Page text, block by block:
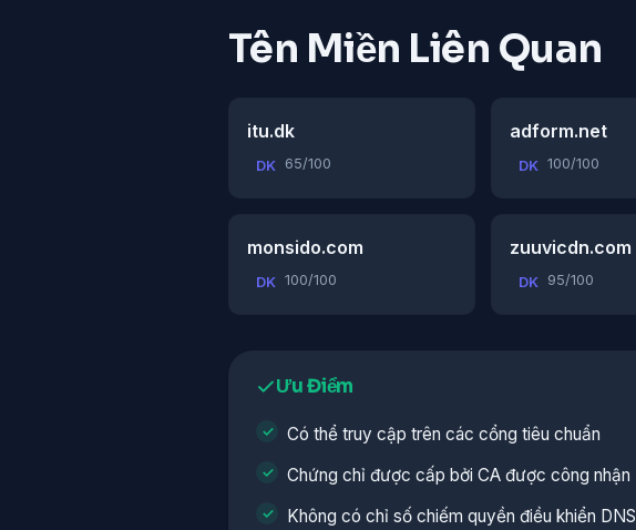
Tên Miền Liên Quan
itu.dk
DK 65/100
adform.net
DK 100/100
monsido.com
DK 100/100
zuuvicdn.com
DK 95/100
Ưu Điểm
Có thể truy cập trên các cổng tiêu chuẩn
Chứng chỉ được cấp bởi CA được công nhận
Không có chỉ số chiếm quyền điều khiển DNS